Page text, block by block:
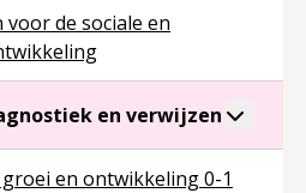
voor de sociale en
2.6.3 Gevolgen voor de
en verwijzen Ga naar
Toggle
en ontwikkeling 0-1
3.1 (Volgen van) groei en